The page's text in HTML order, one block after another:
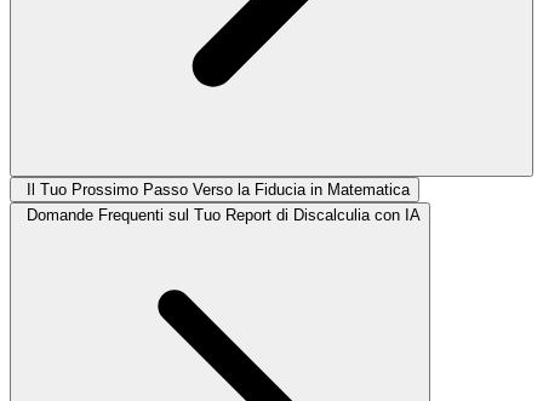
Il Tuo Prossimo Passo Verso la Fiducia in Matematica
Domande Frequenti sul Tuo Report di Discalculia con IA